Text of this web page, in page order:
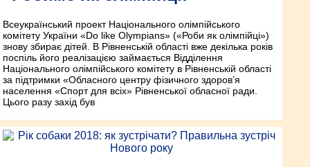
Всеукраїнський проект Національного олімпійського
комітету України «Do like Olympians» («Роби як олімпійці»)
знову збирає дітей. В Рівненській області вже декілька років
поспіль його реалізацією займається Відділення
Національного олімпійського комітету в Рівненській області
за підтримки «Обласного центру фізичного здоров’я
населення «Спорт для всіх» Рівненської обласної ради.
Цього разу захід був